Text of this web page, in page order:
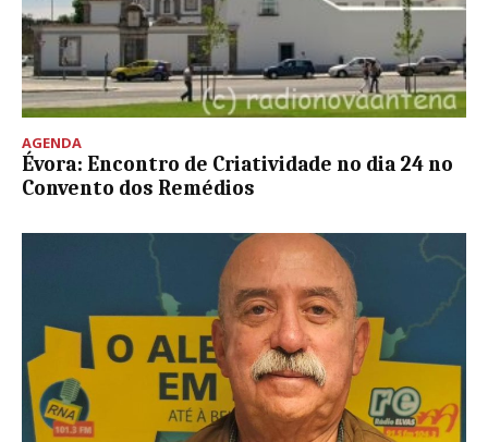
AGENDA
Évora: Encontro de Criatividade no dia 24 no
Convento dos Remédios